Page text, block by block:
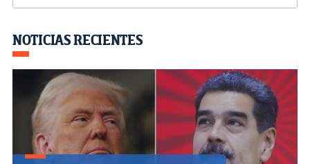
o
k
m n
tir
NOTICIAS RECIENTES